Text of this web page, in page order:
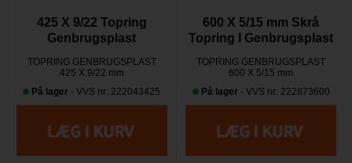
425 X 9/22 Topring
Genbrugsplast
TOPRING GENBRUGSPLAST
425 X 9/22 mm
På lager - VVS nr: 222043425
600 X 5/15 mm Skrå
Topring I Genbrugsplast
TOPRING GENBRUGSPLAST
600 X 5/15 mm
På lager - VVS nr: 222873600